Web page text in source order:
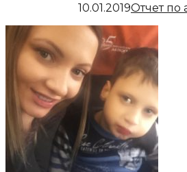
10.01.2019Отчет по